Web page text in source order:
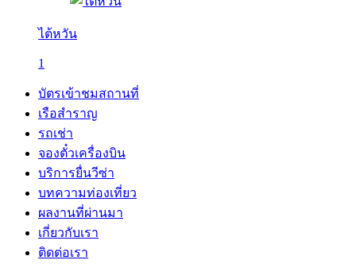
ไต้หวัน
1
บัตรเข้าชมสถานที่
เรือสำราญ
รถเช่า
จองตั๋วเครื่องบิน
บริการยื่นวีซ่า
บทความท่องเที่ยว
ผลงานที่ผ่านมา
เกี่ยวกับเรา
ติดต่อเรา